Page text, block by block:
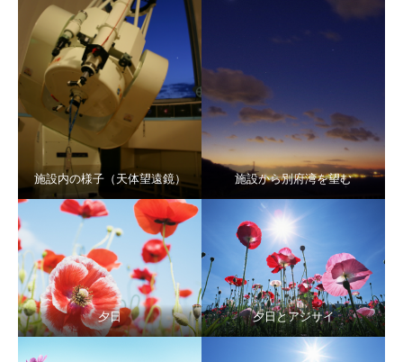
施設内の様子（天体望遠鏡） 施設から別府湾を望む
夕日 夕日とアジサイ